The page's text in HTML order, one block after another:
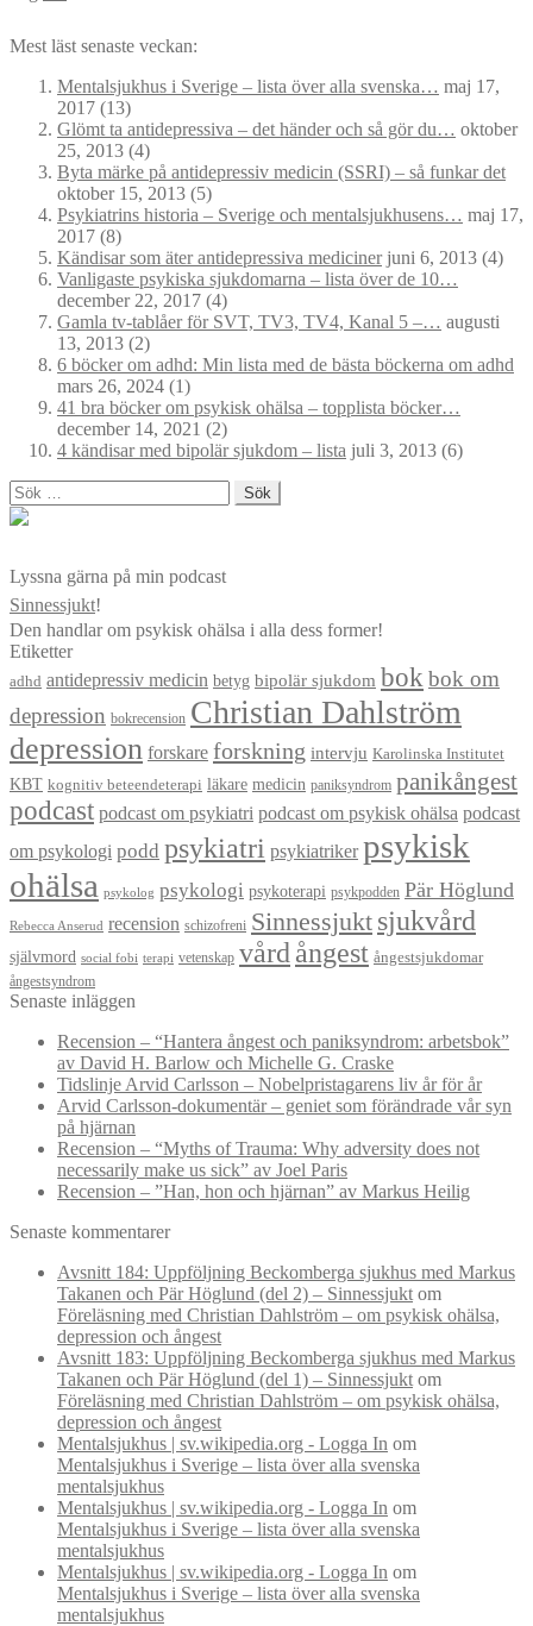
Mest läst senaste veckan:
Mentalsjukhus i Sverige – lista över alla svenska… maj 17,
2017 (13)
Glömt ta antidepressiva – det händer och så gör du… oktober
25, 2013 (4)
Byta märke på antidepressiv medicin (SSRI) – så funkar det
oktober 15, 2013 (5)
Psykiatrins historia – Sverige och mentalsjukhusens… maj 17,
2017 (8)
Kändisar som äter antidepressiva medicinerjuni 6, 2013 (4)
Vanligaste psykiska sjukdomarna – lista över de 10…
december 22, 2017 (4)
Gamla tv-tablåer för SVT, TV3, TV4, Kanal 5 –… augusti
13, 2013 (2)
6 böcker om adhd: Min lista med de bästa böckerna om adhd
mars 26, 2024 (1)
41 bra böcker om psykisk ohälsa – topplista böcker…
december 14, 2021 (2)
4 kändisar med bipolär sjukdom – lista juli 3, 2013 (6)
Sök
efter:
Lyssna gärna på min podcast
Sinnessjukt!
Den handlar om psykisk ohälsa i alla dess former!
Etiketter
adhd antidepressiv medicin betyg bipolär sjukdom bokbok om
depression bokrecension Christian Dahlström
depression forskare forskning intervju Karolinska Institutet
KBT kognitiv beteendeterapi läkare medicin paniksyndrom panikångest
podcast podcast om psykiatri podcast om psykisk ohälsa podcast
om psykologi podd psykiatri psykiatriker psykisk
ohälsa psykolog psykologi psykoterapi psykpodden Pär Höglund
Rebecca Anserud recension schizofreni Sinnessjukt sjukvård
självmord social fobi terapi vetenskap vård ångest ångestsjukdomar
ångestsyndrom
Senaste inläggen
Recension – “Hantera ångest och paniksyndrom: arbetsbok”
av David H. Barlow och Michelle G. Craske
Tidslinje Arvid Carlsson – Nobelpristagarens liv år för år
Arvid Carlsson-dokumentär – geniet som förändrade vår syn
på hjärnan
Recension – “Myths of Trauma: Why adversity does not
necessarily make us sick” av Joel Paris
Recension – ”Han, hon och hjärnan” av Markus Heilig
Senaste kommentarer
Avsnitt 184: Uppföljning Beckomberga sjukhus med Markus
Takanen och Pär Höglund (del 2) – Sinnessjukt om
Föreläsning med Christian Dahlström – om psykisk ohälsa,
depression och ångest
Avsnitt 183: Uppföljning Beckomberga sjukhus med Markus
Takanen och Pär Höglund (del 1) – Sinnessjukt om
Föreläsning med Christian Dahlström – om psykisk ohälsa,
depression och ångest
Mentalsjukhus | sv.wikipedia.org - Logga In om
Mentalsjukhus i Sverige – lista över alla svenska
mentalsjukhus
Mentalsjukhus | sv.wikipedia.org - Logga In om
Mentalsjukhus i Sverige – lista över alla svenska
mentalsjukhus
Mentalsjukhus | sv.wikipedia.org - Logga In om
Mentalsjukhus i Sverige – lista över alla svenska
mentalsjukhus